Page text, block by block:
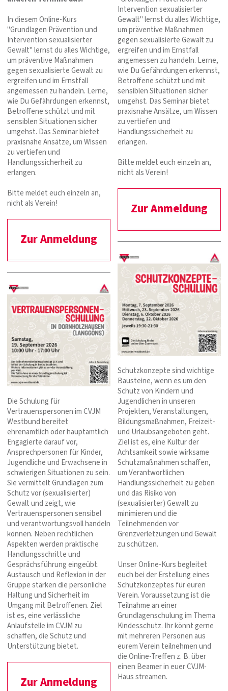
In diesem Online-Kurs
"Grundlagen Prävention und
Intervention sexualisierter
Gewalt" lernst du alles Wichtige,
um präventive Maßnahmen
gegen sexualisierte Gewalt zu
ergreifen und im Ernstfall
angemessen zu handeln. Lerne,
wie Du Gefährdungen erkennst,
Betroffene schützt und mit
sensiblen Situationen sicher
umgehst. Das Seminar bietet
praxisnahe Ansätze, um Wissen
zu vertiefen und
Handlungssicherheit zu
erlangen.
Bitte meldet euch einzeln an,
nicht als Verein!
Zur Anmeldung
Die Schulung für
Vertrauenspersonen im CVJM
Westbund bereitet
ehrenamtlich oder hauptamtlich
Engagierte darauf vor,
Ansprechpersonen für Kinder,
Jugendliche und Erwachsene in
schwierigen Situationen zu sein.
Sie vermittelt Grundlagen zum
Schutz vor (sexualisierter)
Gewalt und zeigt, wie
Vertrauenspersonen sensibel
und verantwortungsvoll handeln
können. Neben rechtlichen
Aspekten werden praktische
Handlungsschritte und
Gesprächsführung eingeübt.
Austausch und Reflexion in der
Gruppe stärken die persönliche
Haltung und Sicherheit im
Umgang mit Betroffenen. Ziel
ist es, eine verlässliche
Anlaufstelle im CVJM zu
schaffen, die Schutz und
Unterstützung bietet.
Zur Anmeldung
Intervention sexualisierter
Gewalt" lernst du alles Wichtige,
um präventive Maßnahmen
gegen sexualisierte Gewalt zu
ergreifen und im Ernstfall
angemessen zu handeln. Lerne,
wie Du Gefährdungen erkennst,
Betroffene schützt und mit
sensiblen Situationen sicher
umgehst. Das Seminar bietet
praxisnahe Ansätze, um Wissen
zu vertiefen und
Handlungssicherheit zu
erlangen.
Bitte meldet euch einzeln an,
nicht als Verein!
Zur Anmeldung
Schutzkonzepte sind wichtige
Bausteine, wenn es um den
Schutz von Kindern und
Jugendlichen in unseren
Projekten, Veranstaltungen,
Bildungsmaßnahmen, Freizeit-
und Urlaubsangeboten geht.
Ziel ist es, eine Kultur der
Achtsamkeit sowie wirksame
Schutzmaßnahmen schaffen,
um Verantwortlichen
Handlungssicherheit zu geben
und das Risiko von
(sexualisierter) Gewalt zu
minimieren und die
Teilnehmenden vor
Grenzverletzungen und Gewalt
zu schützen.
Unser Online-Kurs begleitet
euch bei der Erstellung eines
Schutzkonzeptes für euren
Verein. Voraussetzung ist die
Teilnahme an einer
Grundlagenschulung im Thema
Kindesschutz. Ihr könnt gerne
mit mehreren Personen aus
eurem Verein teilnehmen und
die Online-Treffen z. B. über
einen Beamer in euer CVJM-
Haus streamen.